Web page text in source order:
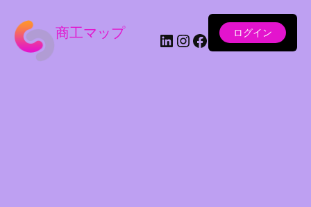
商工マップ LinkedIn Instagram Facebook ログイン